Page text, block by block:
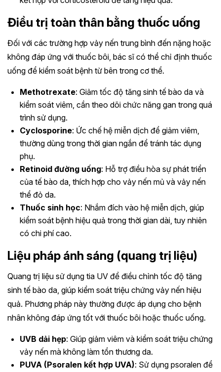
Điều trị toàn thân bằng thuốc uống
Đối với các trường hợp vảy nến trung bình đến nặng hoặc
không đáp ứng với thuốc bôi, bác sĩ có thể chỉ định thuốc
uống để kiểm soát bệnh từ bên trong cơ thể.
Methotrexate: Giảm tốc độ tăng sinh tế bào da và
kiểm soát viêm, cần theo dõi chức năng gan trong quá
trình sử dụng.
Cyclosporine: Ức chế hệ miễn dịch để giảm viêm,
thường dùng trong thời gian ngắn để tránh tác dụng
phụ.
Retinoid đường uống: Hỗ trợ điều hòa sự phát triển
của tế bào da, thích hợp cho vảy nến mủ và vảy nến
thể đỏ da.
Thuốc sinh học: Nhắm đích vào hệ miễn dịch, giúp
kiểm soát bệnh hiệu quả trong thời gian dài, tuy nhiên
có chi phí cao.
Liệu pháp ánh sáng (quang trị liệu)
Quang trị liệu sử dụng tia UV để điều chỉnh tốc độ tăng
sinh tế bào da, giúp kiểm soát triệu chứng vảy nến hiệu
quả. Phương pháp này thường được áp dụng cho bệnh
nhân không đáp ứng tốt với thuốc bôi hoặc thuốc uống.
UVB dải hẹp: Giúp giảm viêm và kiểm soát triệu chứng
vảy nến mà không làm tổn thương da.
PUVA (Psoralen kết hợp UVA): Sử dụng psoralen để